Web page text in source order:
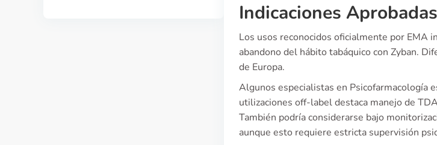
Indicaciones
Los usos reconocidos oficialmente por
abandono del hábito tabáquico con Zyban.
de Europa.
Algunos especialistas en Psicofarmacología
utilizaciones off-label destaca manejo de
También podría considerarse bajo
aunque esto requiere estricta supervisión